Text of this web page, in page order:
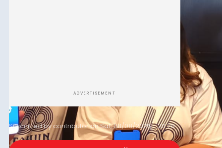
ADVERTISEMENT
Submitted bycontributoronSat, 08/08/2026 - 20:28